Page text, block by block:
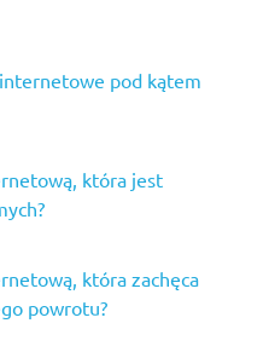
pod kątem
która jest
która zachęca
powrotu?